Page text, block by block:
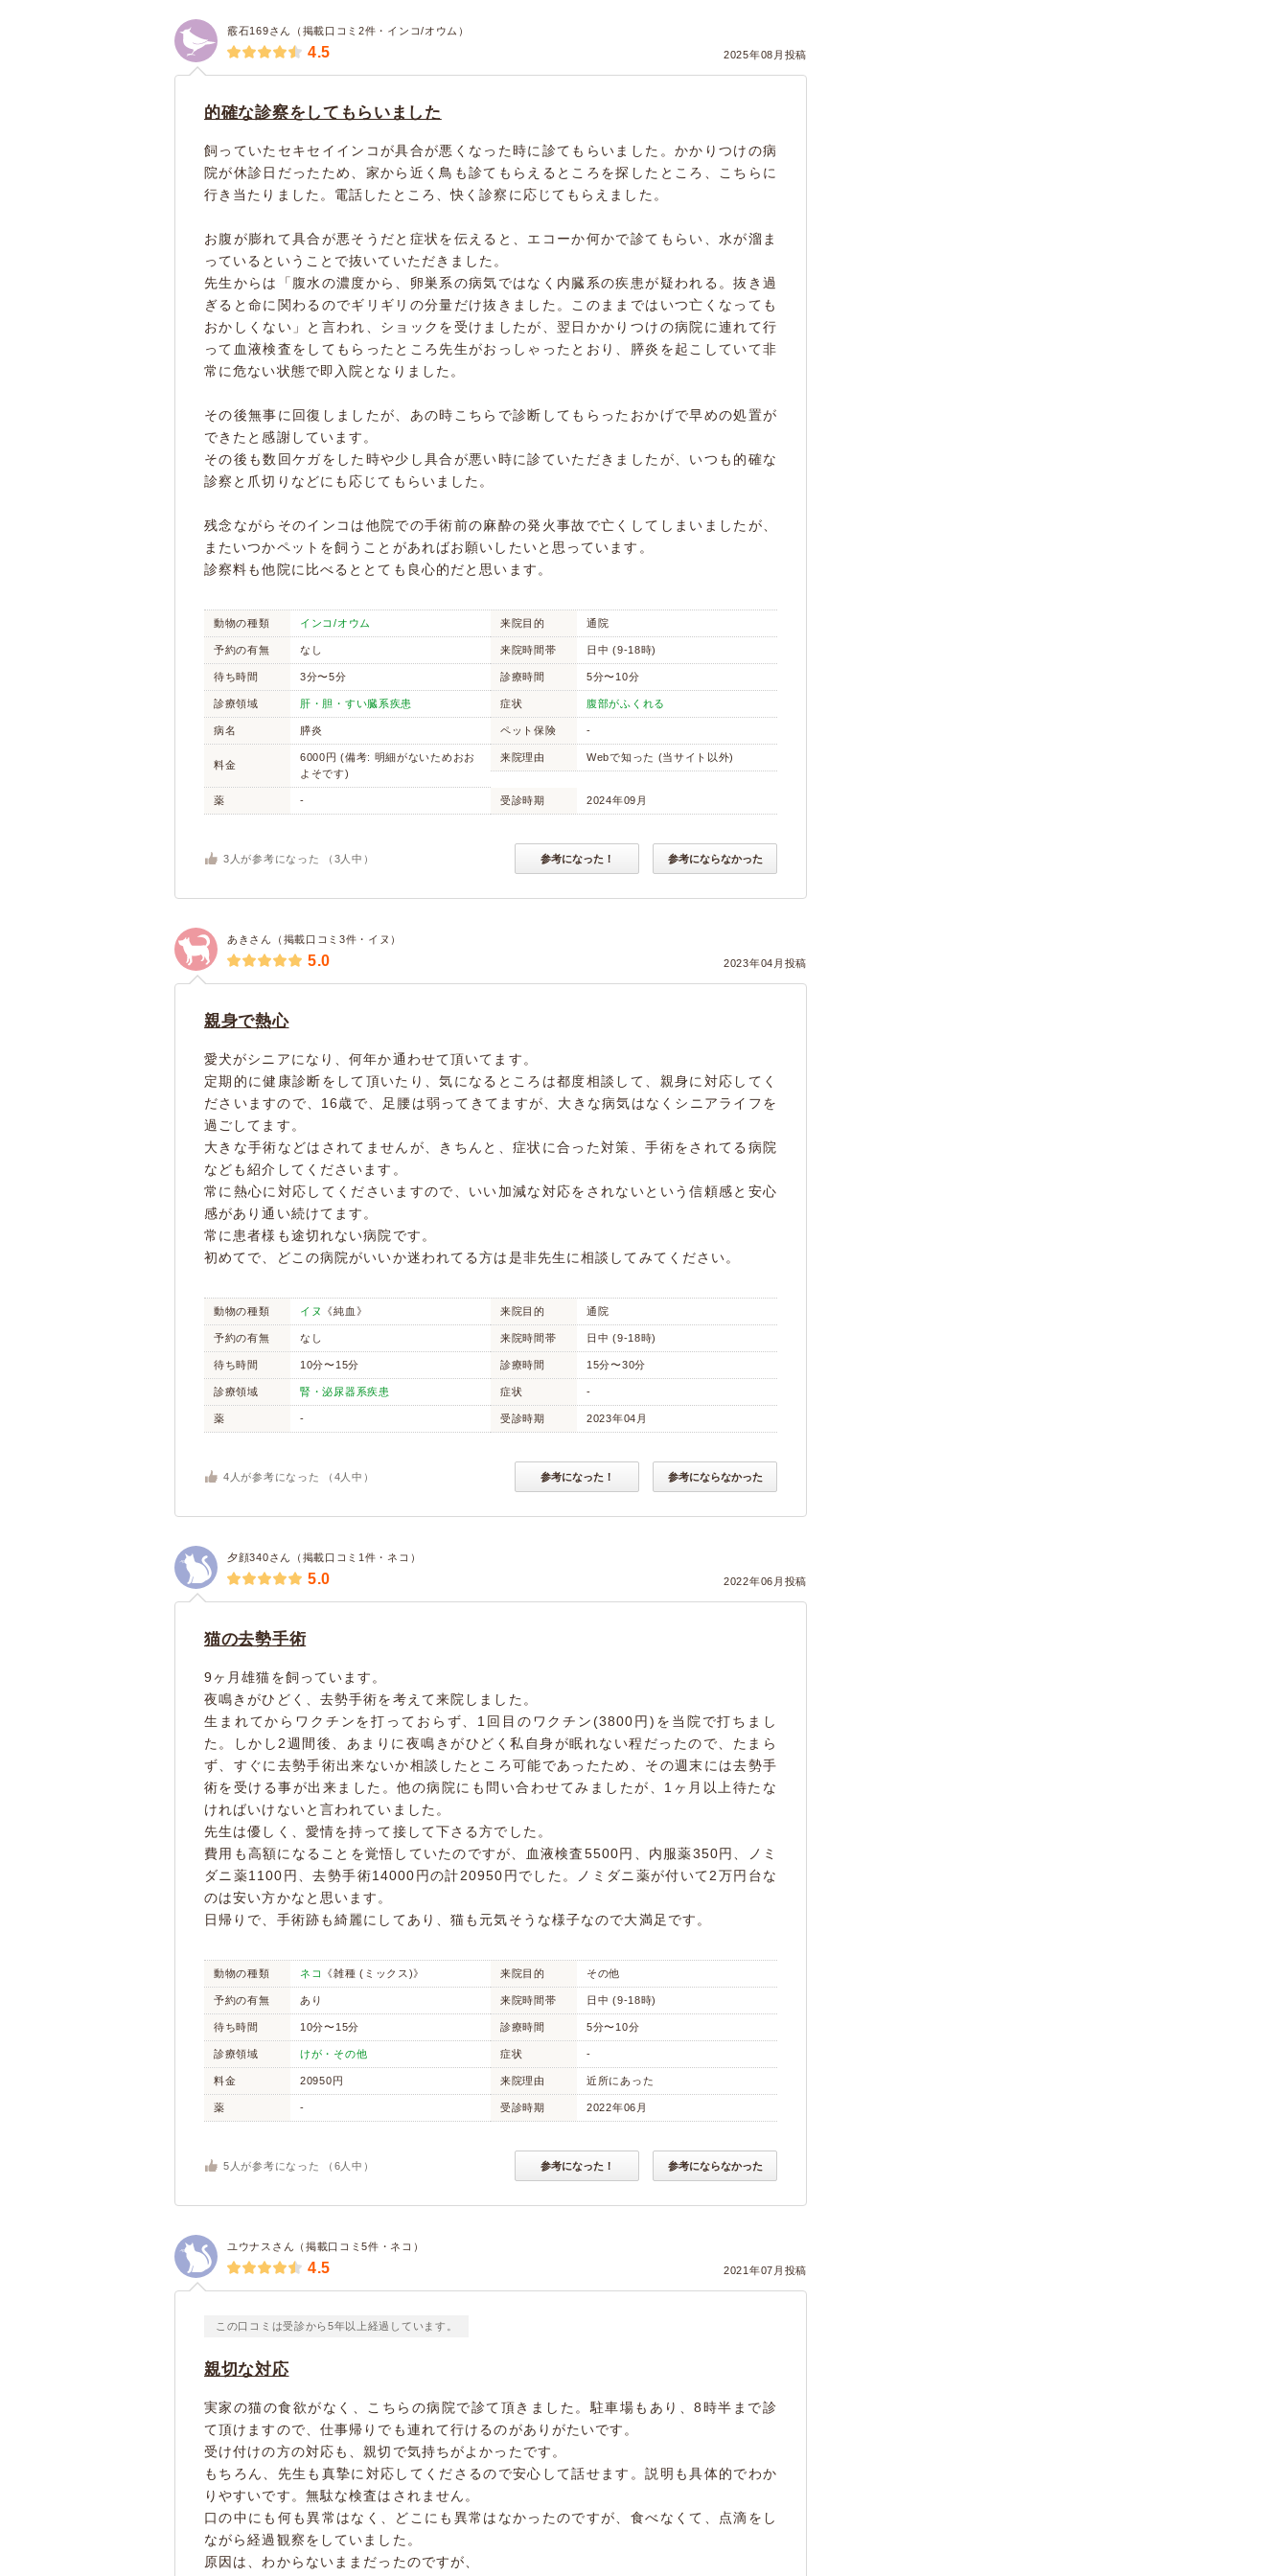
霰石169さん（掲載口コミ2件・インコ/オウム）
2025年08月投稿
4.5
的確な診察をしてもらいました
飼っていたセキセイインコが具合が悪くなった時に診てもらいました。かかりつけの病
院が休診日だったため、家から近く鳥も診てもらえるところを探したところ、こちらに
行き当たりました。電話したところ、快く診察に応じてもらえました。
お腹が膨れて具合が悪そうだと症状を伝えると、エコーか何かで診てもらい、水が溜ま
っているということで抜いていただきました。
先生からは「腹水の濃度から、卵巣系の病気ではなく内臓系の疾患が疑われる。抜き過
ぎると命に関わるのでギリギリの分量だけ抜きました。このままではいつ亡くなっても
おかしくない」と言われ、ショックを受けましたが、翌日かかりつけの病院に連れて行
って血液検査をしてもらったところ先生がおっしゃったとおり、膵炎を起こしていて非
常に危ない状態で即入院となりました。
その後無事に回復しましたが、あの時こちらで診断してもらったおかげで早めの処置が
できたと感謝しています。
その後も数回ケガをした時や少し具合が悪い時に診ていただきましたが、いつも的確な
診察と爪切りなどにも応じてもらいました。
残念ながらそのインコは他院での手術前の麻酔の発火事故で亡くしてしまいましたが、
またいつかペットを飼うことがあればお願いしたいと思っています。
診察料も他院に比べるととても良心的だと思います。
動物の種類 インコ/オウム 来院目的 通院
予約の有無 なし 来院時間帯 日中 (9-18時)
待ち時間 3分〜5分 診療時間 5分〜10分
診療領域 肝・胆・すい臓系疾患 症状 腹部がふくれる
病名 膵炎 ペット保険 -
料金
6000円 (備考: 明細がないためおお
よそです)
来院理由 Webで知った (当サイト以外)
薬 - 受診時期 2024年09月
3 人が参考になった （ 3 人中） 参考になった！ 参考にならなかった
あきさん（掲載口コミ3件・イヌ）
2023年04月投稿
5.0
親身で熱心
愛犬がシニアになり、何年か通わせて頂いてます。
定期的に健康診断をして頂いたり、気になるところは都度相談して、親身に対応してく
ださいますので、16歳で、足腰は弱ってきてますが、大きな病気はなくシニアライフを
過ごしてます。
大きな手術などはされてませんが、きちんと、症状に合った対策、手術をされてる病院
なども紹介してくださいます。
常に熱心に対応してくださいますので、いい加減な対応をされないという信頼感と安心
感があり通い続けてます。
常に患者様も途切れない病院です。
初めてで、どこの病院がいいか迷われてる方は是非先生に相談してみてください。
動物の種類 イヌ 《純血》 来院目的 通院
予約の有無 なし 来院時間帯 日中 (9-18時)
待ち時間 10分〜15分 診療時間 15分〜30分
診療領域 腎・泌尿器系疾患 症状 -
薬 - 受診時期 2023年04月
4 人が参考になった （ 4 人中） 参考になった！ 参考にならなかった
夕顔340さん（掲載口コミ1件・ネコ）
2022年06月投稿
5.0
猫の去勢手術
9ヶ月雄猫を飼っています。
夜鳴きがひどく、去勢手術を考えて来院しました。
生まれてからワクチンを打っておらず、1回目のワクチン(3800円)を当院で打ちまし
た。しかし2週間後、あまりに夜鳴きがひどく私自身が眠れない程だったので、たまら
ず、すぐに去勢手術出来ないか相談したところ可能であったため、その週末には去勢手
術を受ける事が出来ました。他の病院にも問い合わせてみましたが、1ヶ月以上待たな
ければいけないと言われていました。
先生は優しく、愛情を持って接して下さる方でした。
費用も高額になることを覚悟していたのですが、血液検査5500円、内服薬350円、ノミ
ダニ薬1100円、去勢手術14000円の計20950円でした。ノミダニ薬が付いて2万円台な
のは安い方かなと思います。
日帰りで、手術跡も綺麗にしてあり、猫も元気そうな様子なので大満足です。
動物の種類 ネコ 《雑種 (ミックス)》 来院目的 その他
予約の有無 あり 来院時間帯 日中 (9-18時)
待ち時間 10分〜15分 診療時間 5分〜10分
診療領域 けが・その他 症状 -
料金 20950円 来院理由 近所にあった
薬 - 受診時期 2022年06月
5 人が参考になった （ 6 人中） 参考になった！ 参考にならなかった
ユウナスさん（掲載口コミ5件・ネコ）
2021年07月投稿
4.5
この口コミは受診から5年以上経過しています。
親切な対応
実家の猫の食欲がなく、こちらの病院で診て頂きました。駐車場もあり、8時半まで診
て頂けますので、仕事帰りでも連れて行けるのがありがたいです。
受け付けの方の対応も、親切で気持ちがよかったです。
もちろん、先生も真摯に対応してくださるので安心して話せます。説明も具体的でわか
りやすいです。無駄な検査はされません。
口の中にも何も異常はなく、どこにも異常はなかったのですが、食べなくて、点滴をし
ながら経過観察をしていました。
原因は、わからないままだったのですが、